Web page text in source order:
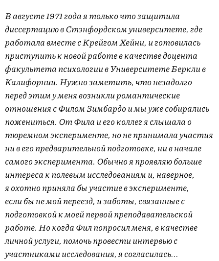
В августе 1971 года я только что защитила
диссертацию в Стэнфордском университете, где
работала вместе с Крейгом Хейни, и готовилась
приступить к новой работе в качестве доцента
факультета психологии в Университете Беркли в
Калифорнии. Нужно заметить, что незадолго
перед этим у меня возникли романтические
отношения с Филом Зимбардо и мы уже собирались
пожениться. От Фила и его коллег я слышала о
тюремном эксперименте, но не принимала участия
ни в его предварительной подготовке, ни в начале
самого эксперимента. Обычно я проявляю больше
интереса к полевым исследованиям и, наверное,
я охотно приняла бы участие в эксперименте,
если бы не мой переезд, и заботы, связанные с
подготовкой к моей первой преподавательской
работе. Но когда Фил попросил меня, в качестве
личной услуги, помочь провести интервью с
участниками исследования, я согласилась...